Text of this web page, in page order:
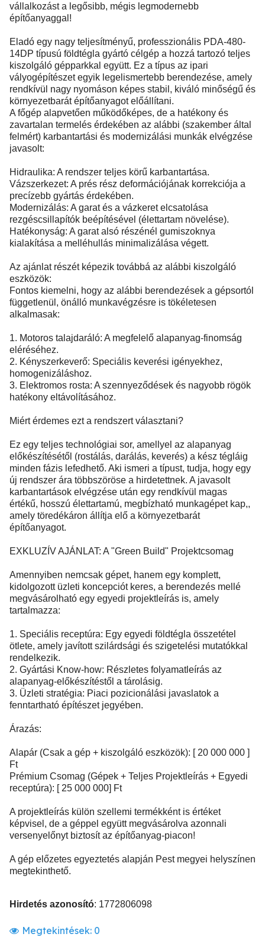
vállalkozást a legősibb, mégis legmodernebb
építőanyaggal!
Eladó egy nagy teljesítményű, professzionális PDA-480-
14DP típusú földtégla gyártó célgép a hozzá tartozó teljes
kiszolgáló gépparkkal együtt. Ez a típus az ipari
vályogépítészet egyik legelismertebb berendezése, amely
rendkívül nagy nyomáson képes stabil, kiváló minőségű és
környezetbarát építőanyagot előállítani.
A főgép alapvetően működőképes, de a hatékony és
zavartalan termelés érdekében az alábbi (szakember által
felmért) karbantartási és modernizálási munkák elvégzése
javasolt:
Hidraulika: A rendszer teljes körű karbantartása.
Vázszerkezet: A prés rész deformációjának korrekciója a
precízebb gyártás érdekében.
Modernizálás: A garat és a vázkeret elcsatolása
rezgéscsillapítók beépítésével (élettartam növelése).
Hatékonyság: A garat alsó részénél gumiszoknya
kialakítása a melléhullás minimalizálása végett.
Az ajánlat részét képezik továbbá az alábbi kiszolgáló
eszközök:
Fontos kiemelni, hogy az alábbi berendezések a gépsortól
függetlenül, önálló munkavégzésre is tökéletesen
alkalmasak:
1. Motoros talajdaráló: A megfelelő alapanyag-finomság
eléréséhez.
2. Kényszerkeverő: Speciális keverési igényekhez,
homogenizáláshoz.
3. Elektromos rosta: A szennyeződések és nagyobb rögök
hatékony eltávolításához.
Miért érdemes ezt a rendszert választani?
Ez egy teljes technológiai sor, amellyel az alapanyag
előkészítésétől (rostálás, darálás, keverés) a kész tégláig
minden fázis lefedhető. Aki ismeri a típust, tudja, hogy egy
új rendszer ára többszöröse a hirdetettnek. A javasolt
karbantartások elvégzése után egy rendkívül magas
értékű, hosszú élettartamú, megbízható munkagépet kap,,
amely töredékáron állítja elő a környezetbarát
építőanyagot.
EXKLUZÍV AJÁNLAT: A "Green Build" Projektcsomag
Amennyiben nemcsak gépet, hanem egy komplett,
kidolgozott üzleti koncepciót keres, a berendezés mellé
megvásárolható egy egyedi projektleírás is, amely
tartalmazza:
1. Speciális receptúra: Egy egyedi földtégla összetétel
ötlete, amely javított szilárdsági és szigetelési mutatókkal
rendelkezik.
2. Gyártási Know-how: Részletes folyamatleírás az
alapanyag-előkészítéstől a tárolásig.
3. Üzleti stratégia: Piaci pozicionálási javaslatok a
fenntartható építészet jegyében.
Árazás:
Alapár (Csak a gép + kiszolgáló eszközök): [ 20 000 000 ]
Ft
Prémium Csomag (Gépek + Teljes Projektleírás + Egyedi
receptúra): [ 25 000 000] Ft
A projektleírás külön szellemi termékként is értéket
képvisel, de a géppel együtt megvásárolva azonnali
versenyelőnyt biztosít az építőanyag-piacon!
A gép előzetes egyeztetés alapján Pest megyei helyszínen
megtekinthető.
Hirdetés azonosító: 1772806098
Megtekintések: 0